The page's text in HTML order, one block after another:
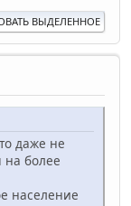
ВЫДЕЛЕННОЕ
даже не
на более
население